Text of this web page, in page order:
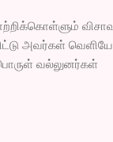
அவர்கள்
வல்லுனர்கள்